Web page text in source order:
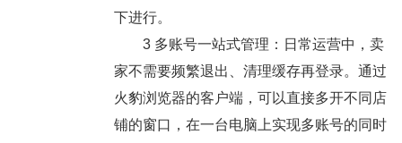
下进行。
3 多账号一站式管理 ：日常运营中，卖
家不需要频繁退出、清理缓存再登录。通过
火豹浏览器的客户端，可以直接多开不同店
铺的窗口，在一台电脑上实现多账号的同时